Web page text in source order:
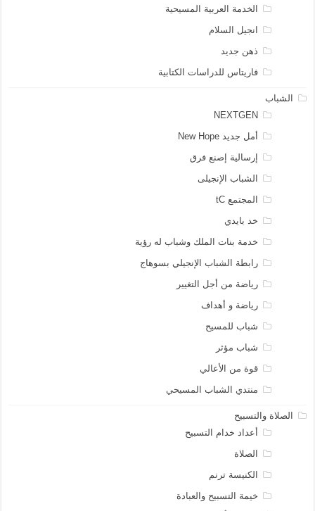
الخدمة العربية المسيحية
انجيل السلام
ذهن جديد
فاريتاس للدراسات الكتابية
الشباب
NEXTGEN
أمل جديد New Hope
إرسالية إصنع فرق
الشباب الإنجيلى
المجتمع tC
خد بايدي
خدمة بنات الملك وشباب له رؤية
رابطة الشباب الإنجيلي بسوهاج
رياضة من أجل التغيير
رياضة و أهداف
شباب للمسيح
شباب مؤثر
قوة من الأعالي
منتدي الشباب المسيحي
الصلاة والتسبيح
أعداد خدام التسبيح
الصلاة
الكنيسة ترنم
خيمة التسبيح والعبادة